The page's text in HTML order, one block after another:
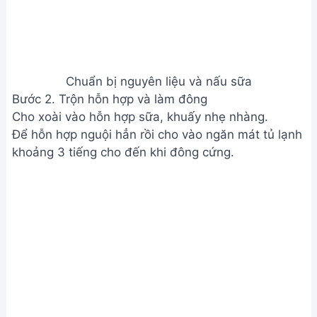
Chuẩn bị nguyên liệu và nấu sữa
Bước 2. Trộn hỗn hợp và làm đông
Cho xoài vào hỗn hợp sữa, khuấy nhẹ nhàng.
Để hỗn hợp nguội hẳn rồi cho vào ngăn mát tủ lạnh
khoảng 3 tiếng cho đến khi đông cứng.